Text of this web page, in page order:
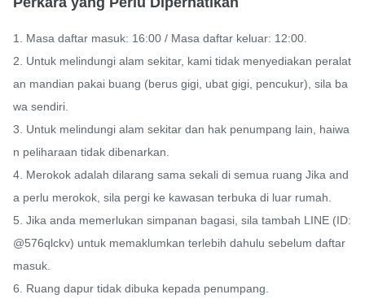
1. Masa daftar masuk: 16:00 / Masa daftar keluar: 12:00.
2. Untuk melindungi alam sekitar, kami tidak menyediakan peralat
an mandian pakai buang (berus gigi, ubat gigi, pencukur), sila ba
wa sendiri.
3. Untuk melindungi alam sekitar dan hak penumpang lain, haiwa
n peliharaan tidak dibenarkan.
4. Merokok adalah dilarang sama sekali di semua ruang Jika and
a perlu merokok, sila pergi ke kawasan terbuka di luar rumah.
5. Jika anda memerlukan simpanan bagasi, sila tambah LINE (ID:
@576qlckv) untuk memaklumkan terlebih dahulu sebelum daftar
masuk.
6. Ruang dapur tidak dibuka kepada penumpang.